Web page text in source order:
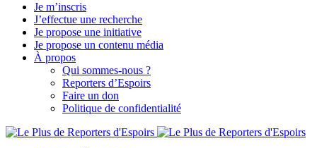
Je m’inscris
J’effectue une recherche
Je propose une initiative
Je propose un contenu média
À propos
Qui sommes-nous ?
Reporters d’Espoirs
Faire un don
Politique de confidentialité